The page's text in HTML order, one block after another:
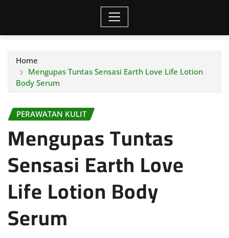
Home
Mengupas Tuntas Sensasi Earth Love Life Lotion
Body Serum
PERAWATAN KULIT
Mengupas Tuntas
Sensasi Earth Love
Life Lotion Body
Serum